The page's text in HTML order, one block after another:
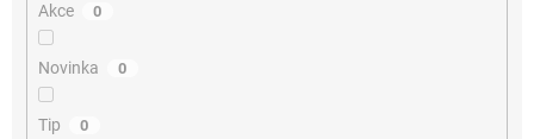
Akce 0
Novinka 0
Tip 0